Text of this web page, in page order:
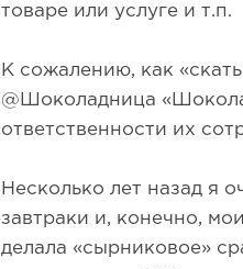
товаре или услуге и т.п.
К сожалению, как
@Шоколадница
ответственности их
Несколько лет назад я
завтраки и, конечно,
делала «сырниковое»